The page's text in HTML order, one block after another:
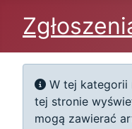
Informacja
W tej kategorii
tej stronie
mogą zawierać